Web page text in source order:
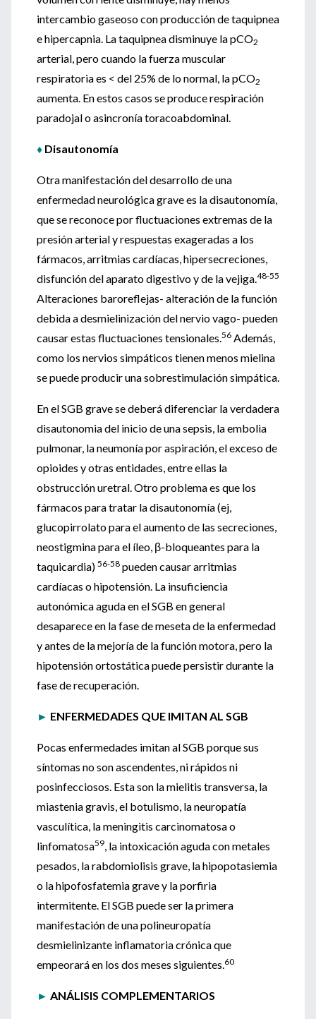
intercambio gaseoso con producción de taquipnea
e hipercapnia. La taquipnea disminuye la pCO2
arterial, pero cuando la fuerza muscular
respiratoria es < del 25% de lo normal, la pCO2
aumenta. En estos casos se produce respiración
paradojal o asincronía toracoabdominal.
♦ Disautonomía
Otra manifestación del desarrollo de una
enfermedad neurológica grave es la disautonomía,
que se reconoce por fluctuaciones extremas de la
presión arterial y respuestas exageradas a los
fármacos, arritmias cardíacas, hipersecreciones,
disfunción del aparato digestivo y de la vejiga.48-55
Alteraciones baroreflejas- alteración de la función
debida a desmielinización del nervio vago- pueden
causar estas fluctuaciones tensionales.56 Además,
como los nervios simpáticos tienen menos mielina
se puede producir una sobrestimulación simpática.
En el SGB grave se deberá diferenciar la verdadera
disautonomia del inicio de una sepsis, la embolia
pulmonar, la neumonía por aspiración, el exceso de
opioides y otras entidades, entre ellas la
obstrucción uretral. Otro problema es que los
fármacos para tratar la disautonomía (ej,
glucopirrolato para el aumento de las secreciones,
neostigmina para el íleo, β-bloqueantes para la
taquicardia) 56-58 pueden causar arritmias
cardíacas o hipotensión. La insuficiencia
autonómica aguda en el SGB en general
desaparece en la fase de meseta de la enfermedad
y antes de la mejoría de la función motora, pero la
hipotensión ortostática puede persistir durante la
fase de recuperación.
► ENFERMEDADES QUE IMITAN AL SGB
Pocas enfermedades imitan al SGB porque sus
síntomas no son ascendentes, ni rápidos ni
posinfecciosos. Esta son la mielitis transversa, la
miastenia gravis, el botulismo, la neuropatía
vasculítica, la meningitis carcinomatosa o
linfomatosa59, la intoxicación aguda con metales
pesados, la rabdomiolisis grave, la hipopotasiemia
o la hipofosfatemia grave y la porfiria
intermitente. El SGB puede ser la primera
manifestación de una polineuropatía
desmielinizante inflamatoria crónica que
empeorará en los dos meses siguientes.60
► ANÁLISIS COMPLEMENTARIOS